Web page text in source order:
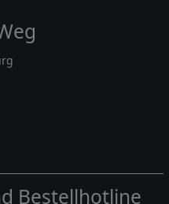
Bestellhotline